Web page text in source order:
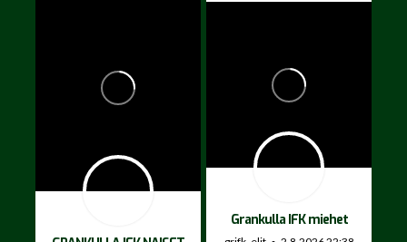
Grankulla IFK miehet